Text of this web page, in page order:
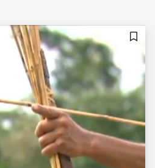
儲存